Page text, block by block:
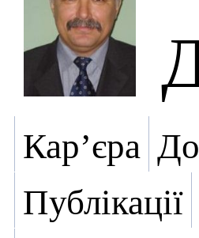
Кар’єра
Публікації